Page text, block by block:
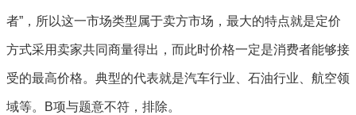
者”，所以这一市场类型属于卖方市场，最大的特点就是定价
方式采用卖家共同商量得出，而此时价格一定是消费者能够接
受的最高价格。典型的代表就是汽车行业、石油行业、航空领
域等。B项与题意不符，排除。